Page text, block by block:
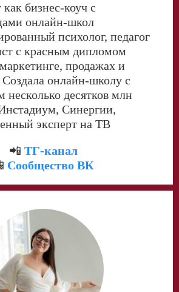
как бизнес-коуч с
онлайн-школ
психолог, педагог
с красным дипломом
продажах и
Создала онлайн-школу с
несколько десятков млн
Синергии,
эксперт на ТВ
📲 ТГ-канал
Сообщество ВК